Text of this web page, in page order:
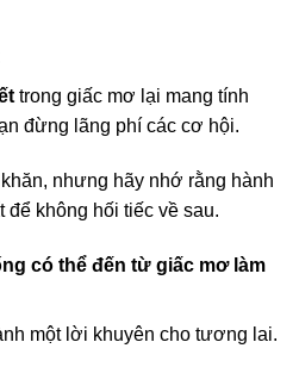
trong giấc mơ lại mang tính
đừng lãng phí các cơ hội.
nhưng hãy nhớ rằng hành
để không hối tiếc về sau.
có thể đến từ giấc mơ làm
một lời khuyên cho tương lai.